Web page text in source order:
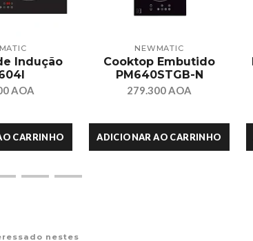
Indução
AOA
CARRINHO
NEWMATIC
Cooktop Embutido
PM640STGB-N
279.300 AOA
ADICIONAR AO CARRINHO
nestes